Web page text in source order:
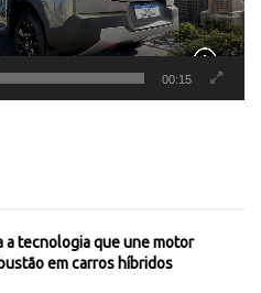
00:15
a tecnologia que une motor
em carros híbridos